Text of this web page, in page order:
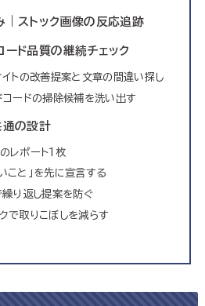
ストック画像の反応追跡
ド品質の継続チェック
イトの改善提案と文章の間違い探し
コードの掃除候補を洗い出す
通の設計
レポート1枚
こと」を先に宣言する
繰り返し提案を防ぐ
で取りこぼしを減らす